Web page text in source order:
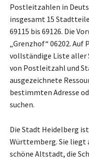
Postleitzahlen in
insgesamt 15
69115 bis 69126. Die
„Grenzhof“ 06202.
vollständige Liste aller
von Postleitzahl und
ausgezeichnete
bestimmten Adresse
suchen.
Die Stadt Heidelberg
Württemberg. Sie liegt
schöne Altstadt, die